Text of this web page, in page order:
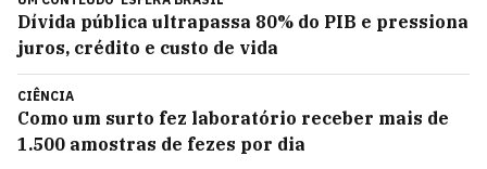
Dívida pública ultrapassa 80% do PIB e pressiona
juros, crédito e custo de vida
CIÊNCIA
Como um surto fez laboratório receber mais de
1.500 amostras de fezes por dia